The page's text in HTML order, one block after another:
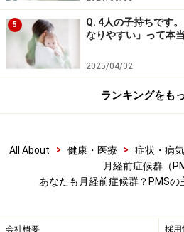
どの種子油やヒトの母乳、昆布
まれています。
またビタミンＢ6を多くとるこ
としては、豚肉・大豆・にん
4. 適度にカラダを動かす
PMSを悪化させる最大の原因は
5
Q. 4人の子持ちです
なりやすい」って本
2025/04/02
ランキングをも
All About > 健康・医療 > 症状・病気
月経前症候群（
あなたも月経前症候群？PMSの
会社概要 採用